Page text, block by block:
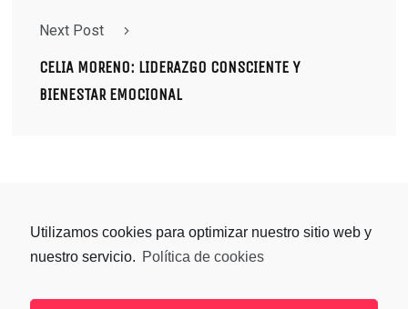
Utilizamos cookies para optimizar nuestro sitio web y
nuestro servicio. Política de cookies
Next Post
CELIA MORENO: LIDERAZGO CONSCIENTE Y
BIENESTAR EMOCIONAL